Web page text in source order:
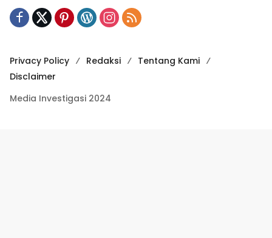
Privacy Policy Redaksi
Tentang Kami
Disclaimer
Media Investigasi 2024